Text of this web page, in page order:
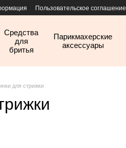
Пользовательское соглашение
Средства
для
бритья
Парикмахерские
аксессуары
для стрижки